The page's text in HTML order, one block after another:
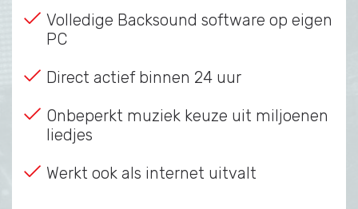
Volledige Backsound software op eigen
PC
Direct actief binnen 24 uur
Onbeperkt muziek keuze uit miljoenen
liedjes
Werkt ook als internet uitvalt